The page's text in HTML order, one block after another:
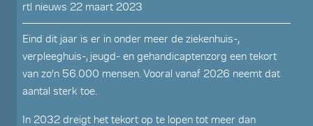
rtl nieuws 22 maart 2023
Eind dit jaar is er in onder meer de ziekenhuis-,
verpleeghuis-, jeugd- en gehandicaptenzorg een tekort
van zo’n 56.000 mensen. Vooral vanaf 2026 neemt dat
aantal sterk toe.
In 2032 dreigt het tekort op te lopen tot meer dan